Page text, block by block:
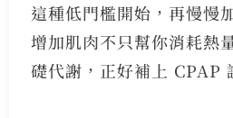
這種低門檻開始，再慢慢
增加肌肉不只幫你消耗熱
礎代謝，正好補上 CPAP